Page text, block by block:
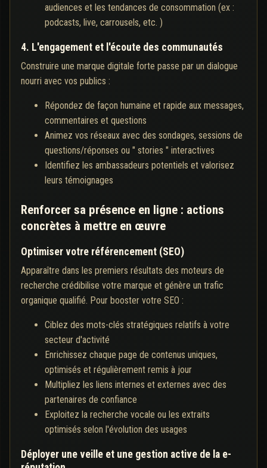
audiences et les tendances de consommation (ex :
podcasts, live, carrousels, etc. )
4. L'engagement et l'écoute des communautés
Construire une marque digitale forte passe par un dialogue
nourri avec vos publics :
Répondez de façon humaine et rapide aux messages,
commentaires et questions
Animez vos réseaux avec des sondages, sessions de
questions/réponses ou " stories " interactives
Identifiez les ambassadeurs potentiels et valorisez
leurs témoignages
Renforcer sa présence en ligne : actions
concrètes à mettre en œuvre
Optimiser votre référencement (SEO)
Apparaître dans les premiers résultats des moteurs de
recherche crédibilise votre marque et génère un trafic
organique qualifié. Pour booster votre SEO :
Ciblez des mots-clés stratégiques relatifs à votre
secteur d'activité
Enrichissez chaque page de contenus uniques,
optimisés et régulièrement remis à jour
Multipliez les liens internes et externes avec des
partenaires de confiance
Exploitez la recherche vocale ou les extraits
optimisés selon l'évolution des usages
Déployer une veille et une gestion active de la e-